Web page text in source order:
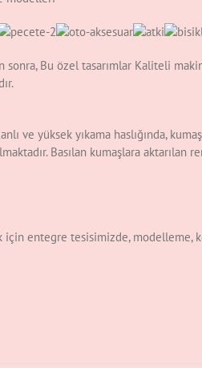
sonra, Bu özel tasarımlar Kaliteli
ve yüksek yıkama haslığında,
Basılan kumaşlara aktarılan
için entegre tesisimizde,